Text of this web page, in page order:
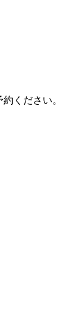
ください。